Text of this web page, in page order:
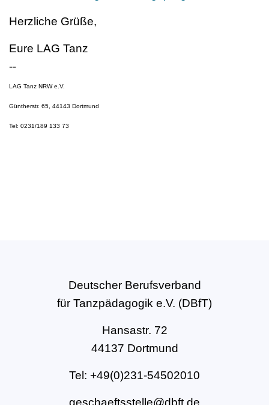
Herzliche Grüße,
Eure LAG Tanz
--
LAG Tanz NRW e.V.
Güntherstr. 65, 44143 Dortmund
Tel: 0231/189 133 73
Deutscher Berufsverband
für Tanzpädagogik e.V. (DBfT)
Hansastr. 72
44137 Dortmund
Tel: +49(0)231-54502010
geschaeftsstelle@dbft.de